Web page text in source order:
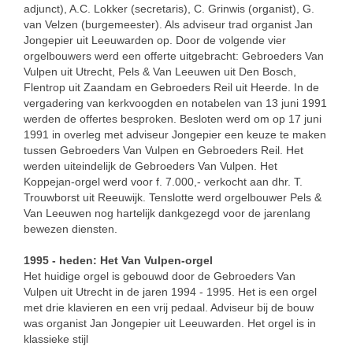
adjunct), A.C. Lokker (secretaris), C. Grinwis (organist), G.
van Velzen (burgemeester). Als adviseur trad organist Jan
Jongepier uit Leeuwarden op. Door de volgende vier
orgelbouwers werd een offerte uitgebracht: Gebroeders Van
Vulpen uit Utrecht, Pels & Van Leeuwen uit Den Bosch,
Flentrop uit Zaandam en Gebroeders Reil uit Heerde. In de
vergadering van kerkvoogden en notabelen van 13 juni 1991
werden de offertes besproken. Besloten werd om op 17 juni
1991 in overleg met adviseur Jongepier een keuze te maken
tussen Gebroeders Van Vulpen en Gebroeders Reil. Het
werden uiteindelijk de Gebroeders Van Vulpen. Het
Koppejan-orgel werd voor f. 7.000,- verkocht aan dhr. T.
Trouwborst uit Reeuwijk. Tenslotte werd orgelbouwer Pels &
Van Leeuwen nog hartelijk dankgezegd voor de jarenlang
bewezen diensten.
1995 - heden: Het Van Vulpen-orgel
Het huidige orgel is gebouwd door de Gebroeders Van
Vulpen uit Utrecht in de jaren 1994 - 1995. Het is een orgel
met drie klavieren en een vrij pedaal. Adviseur bij de bouw
was organist Jan Jongepier uit Leeuwarden. Het orgel is in
klassieke stijl